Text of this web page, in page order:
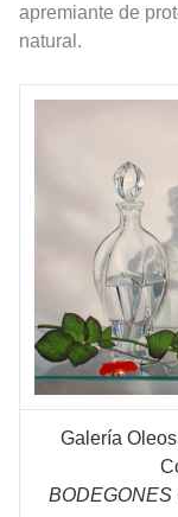
apremiante de
natural.
Galería
BODEGONES